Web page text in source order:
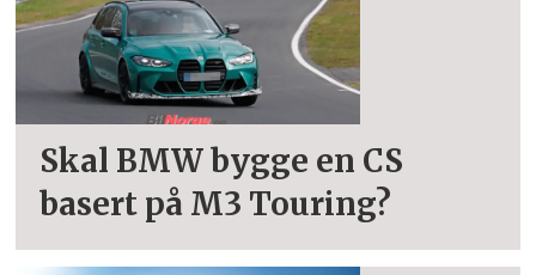
Skal BMW bygge en CS
basert på M3 Touring?